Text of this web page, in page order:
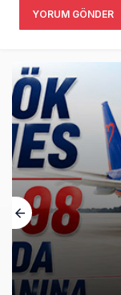
YORUM GÖNDER